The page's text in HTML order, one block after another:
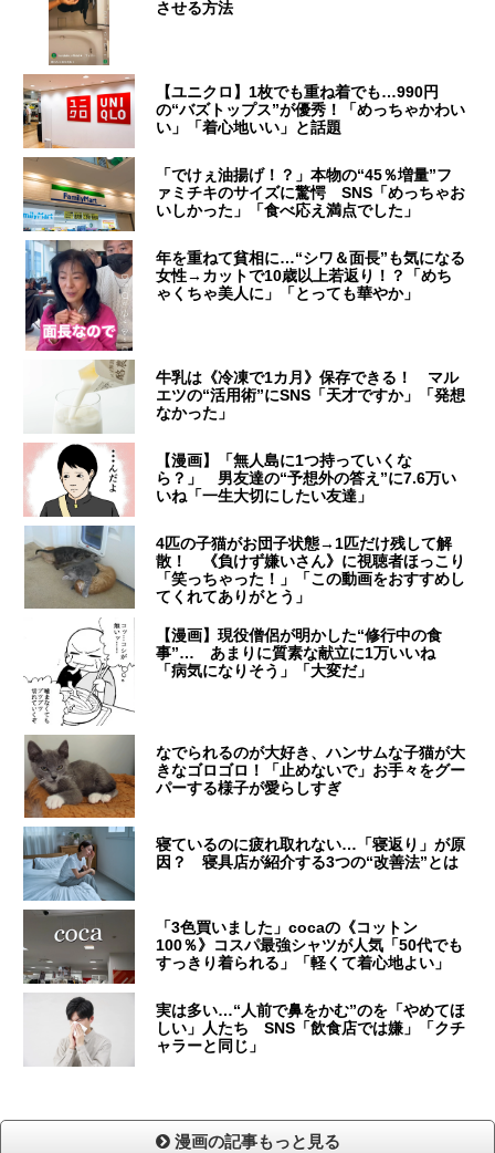
させる方法
【ユニクロ】1枚でも重ね着でも…990円
の“バズトップス”が優秀！「めっちゃかわい
い」「着心地いい」と話題
「でけぇ油揚げ！？」本物の“45％増量”フ
ァミチキのサイズに驚愕 SNS「めっちゃお
いしかった」「食べ応え満点でした」
年を重ねて貧相に…“シワ＆面長”も気になる
女性→カットで10歳以上若返り！？「めち
ゃくちゃ美人に」「とっても華やか」
牛乳は《冷凍で1カ月》保存できる！ マル
エツの“活用術”にSNS「天才ですか」「発想
なかった」
【漫画】「無人島に1つ持っていくな
ら？」 男友達の“予想外の答え”に7.6万い
いね「一生大切にしたい友達」
4匹の子猫がお団子状態→1匹だけ残して解
散！ 《負けず嫌いさん》に視聴者ほっこり
「笑っちゃった！」「この動画をおすすめし
てくれてありがとう」
【漫画】現役僧侶が明かした“修行中の食
事”… あまりに質素な献立に1万いいね
「病気になりそう」「大変だ」
なでられるのが大好き、ハンサムな子猫が大
きなゴロゴロ！「止めないで」お手々をグー
パーする様子が愛らしすぎ
寝ているのに疲れ取れない…「寝返り」が原
因？ 寝具店が紹介する3つの“改善法”とは
「3色買いました」cocaの《コットン
100％》コスパ最強シャツが人気「50代でも
すっきり着られる」「軽くて着心地よい」
実は多い…“人前で鼻をかむ”のを「やめてほ
しい」人たち SNS「飲食店では嫌」「クチ
ャラーと同じ」
漫画の記事もっと見る